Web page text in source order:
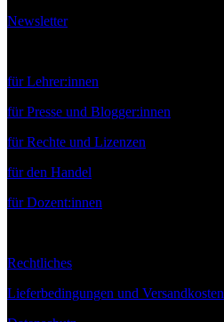
Newsletter
für Lehrer:innen
für Presse und Blogger:innen
für Rechte und Lizenzen
für den Handel
für Dozent:innen
Rechtliches
Lieferbedingungen und Versandkosten